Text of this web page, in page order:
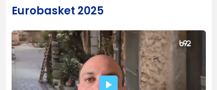
Eurobasket 2025